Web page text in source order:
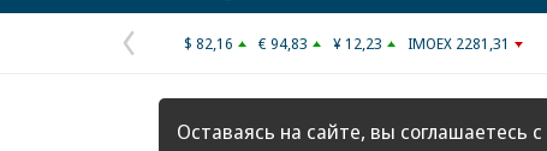
Предыдущая
страница
$ 82,16 € 94,83 ¥ 12,23 IMOEX 2281,31
Оставаясь на сайте, вы соглашаетесь с